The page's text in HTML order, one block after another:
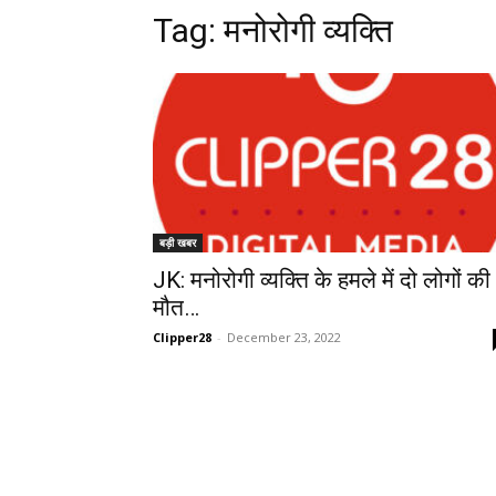
Tag:मनोरोगी व्यक्ति
बड़ी खबर
JK: मनोरोगी व्यक्ति के हमले में दो लोगों की
मौत…
Clipper28 - December 23, 2022